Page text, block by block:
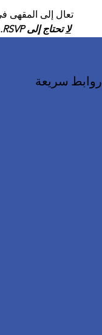
تعال إلى المقهى
لا تحتاج إلى RSVP.
روابط سريعة